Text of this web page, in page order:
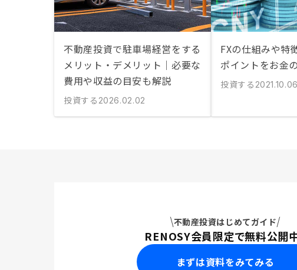
不動産投資で駐車場経営をする
メリット・デメリット｜必要な
費用や収益の目安も解説
投資する 2026.02.02
FXの仕組みや特
ポイントをお金
投資する 2021.10.06
不動産投資はじめてガイド
RENOSY会員限定で無料公開中
まずは資料をみてみる